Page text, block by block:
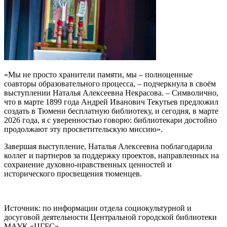
«Мы не просто хранители памяти, мы – полноценные
соавторы образовательного процесса, – подчеркнула в своём
выступлении Наталья Алексеевна Некрасова. – Символично,
что в марте 1899 года Андрей Иванович Текутьев предложил
создать в Тюмени бесплатную библиотеку, и сегодня, в марте
2026 года, я с уверенностью говорю: библиотекари достойно
продолжают эту просветительскую миссию».
Завершая выступление, Наталья Алексеевна поблагодарила
коллег и партнеров за поддержку проектов, направленных на
сохранение духовно-нравственных ценностей и
исторического просвещения тюменцев.
Источник: по информации отдела социокультурной и
досуговой деятельности Центральной городской библиотеки